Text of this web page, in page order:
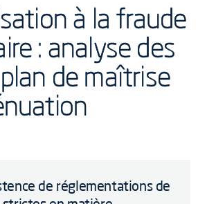
à la fraude
: analyse des
de maîtrise
de réglementations de